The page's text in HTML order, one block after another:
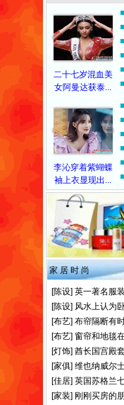
二十七岁混血美
女阿曼达获泰...
李沁穿着紫蝴蝶
袖上衣显现出...
家 居 时 尚
[陈设] 英一著名服
[陈设] 风水上认为
[布艺] 布帘隔断有
[布艺] 窗帘和地毯
[灯饰] 酋长国宫殿
[家俱] 维也纳威尔
[佳居] 英国苏格兰
[家装] 刚刚买房的